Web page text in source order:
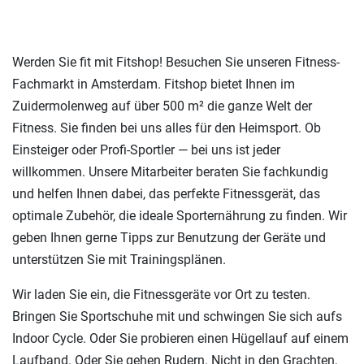
Werden Sie fit mit Fitshop! Besuchen Sie unseren Fitness-
Fachmarkt in Amsterdam. Fitshop bietet Ihnen im
Zuidermolenweg auf über 500 m² die ganze Welt der
Fitness. Sie finden bei uns alles für den Heimsport. Ob
Einsteiger oder Profi-Sportler — bei uns ist jeder
willkommen. Unsere Mitarbeiter beraten Sie fachkundig
und helfen Ihnen dabei, das perfekte Fitnessgerät, das
optimale Zubehör, die ideale Sporternährung zu finden. Wir
geben Ihnen gerne Tipps zur Benutzung der Geräte und
unterstützen Sie mit Trainingsplänen.
Wir laden Sie ein, die Fitnessgeräte vor Ort zu testen.
Bringen Sie Sportschuhe mit und schwingen Sie sich aufs
Indoor Cycle. Oder Sie probieren einen Hügellauf auf einem
Laufband. Oder Sie gehen Rudern. Nicht in den Grachten,